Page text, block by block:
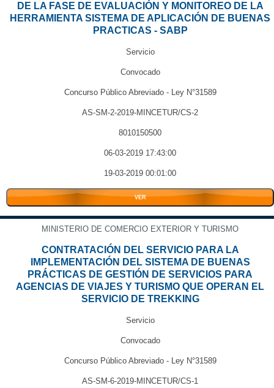
DE LA FASE DE EVALUACIÓN Y MONITOREO DE LA
HERRAMIENTA SISTEMA DE APLICACIÓN DE BUENAS
PRACTICAS - SABP
Servicio
Convocado
Concurso Público Abreviado - Ley N°31589
AS-SM-2-2019-MINCETUR/CS-2
8010150500
06-03-2019 17:43:00
19-03-2019 00:01:00
VER
MINISTERIO DE COMERCIO EXTERIOR Y TURISMO
CONTRATACIÓN DEL SERVICIO PARA LA
IMPLEMENTACIÓN DEL SISTEMA DE BUENAS
PRÁCTICAS DE GESTIÓN DE SERVICIOS PARA
AGENCIAS DE VIAJES Y TURISMO QUE OPERAN EL
SERVICIO DE TREKKING
Servicio
Convocado
Concurso Público Abreviado - Ley N°31589
AS-SM-6-2019-MINCETUR/CS-1